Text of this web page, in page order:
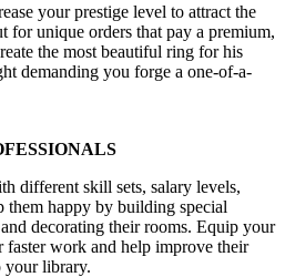
your prestige level to attract the
for unique orders that pay a premium,
the most beautiful ring for his
demanding you forge a one-of-a-
different skill sets, salary levels,
them happy by building special
decorating their rooms. Equip your
work and help improve their
your library.